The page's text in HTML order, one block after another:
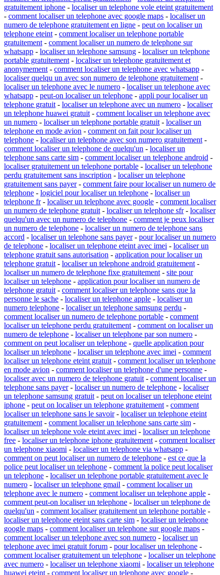
gratuitement iphone - localiser un telephone vole eteint gratuitement
- comment localiser un telephone avec google maps - localiser un
numero de telephone gratuitement en ligne - peut on localiser un
telephone eteint - comment localiser un telephone portable
gratuitement - comment localiser un numero de telephone sur
whatsapp - localiser un telephone samsung - localiser un telephone
portable gratuitement - localiser un telephone gratuitement et
anonymement - comment localiser un telephone avec whatsapp -
localiser quelqu un avec son numero de telephone gratuitement -
localiser un telephone avec le numero - localiser un telephone avec
whatsapp - peut-on localiser un telephone - appli pour localiser un
telephone gratuit - localiser un telephone avec un numero - localiser
un telephone huawei gratuit - comment localiser un telephone avec
un numero - localiser un telephone portable gratuit - localiser un
telephone en mode avion - comment on fait pour localiser un
telephone - localiser un telephone avec son numero gratuitement -
comment localiser un telephone de quelqu'un - localiser un
telephone sans carte sim - comment localiser un telephone android -
localiser gratuitement un telephone portable - localiser un telephone
perdu gratuitement sans inscription - localiser un telephone
gratuitement sans payer- comment faire pour localiser un numero de
telephone - logiciel pour localiser un telephone - localiser un
telephone fr- localiser un telephone avec google - comment localiser
un numero de telephone gratuit - localiser un telephone sfr- localiser
quelqu'un avec un numero de telephone - comment je peux localiser
un numero de telephone - localiser un numero de telephone sans
accord - localiser un telephone sans payer- pour localiser un numero
de telephone - localiser un telephone eteint avec imei - localiser un
telephone gratuit sans autorisation - application pour localiser un
telephone gratuit - localiser un telephone android gratuitement -
localiser un numero de telephone fixe gratuitement - site pour
localiser un telephone - application pour localiser un numero de
telephone gratuit - comment localiser un telephone sans que la
personne le sache - localiser un telephone apple - localiser un
numero telephone - localiser un telephone samsung perdu -
comment localiser un numero de telephone portable - comment
localiser un telephone perdu gratuitement - comment on localiser un
numero de telephone - localiser un telephone par son numero -
comment on peut localiser un telephone - quelle application pour
localiser un telephone - localiser un telephone avec imei - comment
localiser un telephone eteint gratuit - comment localiser un telephone
en mode avion - comment localiser un telephone d'une personne -
localiser avec un numero de telephone gratuit - comment localiser un
telephone sans payer- localiser un numero de telephone - localiser
un telephone samsung gratuit - peut on localiser un telephone eteint
iphone - peut on localiser un telephone gratuitement - comment
localiser un telephone sans le savoir- localiser un telephone eteint
gratuitement - comment localiser un telephone sans carte sim -
localiser un telephone vole eteint avec imei - localiser un telephone
free - localiser un telephone iphone gratuitement - comment localiser
un telephone xiaomi - localiser un telephone via whatsapp -
comment on peut localiser un numero de telephone - est ce que la
police peut localiser un telephone - comment la police peut localiser
un telephone - localiser un telephone portable gratuitement avec le
numero - localiser un telephone gmail - comment localiser un
telephone avec le numero - comment localiser un telephone apple -
comment peut-on localiser un telephone - localiser un telephone de
quelqu'un - comment localiser gratuitement un telephone portable -
localiser un telephone eteint sans carte sim - localiser un telephone
google maps - comment localiser un telephone sur google maps -
comment localiser un telephone avec son numero - localiser un
telephone avec imei gratuit forum - pour localiser un telephone -
comment localiser gratuitement un telephone - localiser un telephone
avec numero - localiser un telephone xiaomi - localiser un telephone
huawei eteint - comment localiser un telephone avec google -